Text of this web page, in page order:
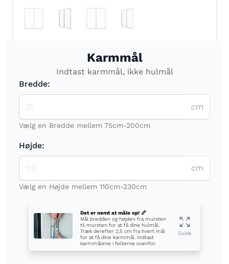
Karmmål
Indtast karmmål, ikke hulmål
Bredde:
cm
Vælg en Bredde mellem 75cm-200cm
Højde:
cm
Vælg en Højde mellem 110cm-230cm
Det er nemt at måle op! 📏
Mål bredden og højden fra mursten
til mursten for at få dine hulmål.
Træk derefter 2,5 cm fra hvert mål
for at få dine karmmål. Indtast
karmmålene i felterne ovenfor.
Guide